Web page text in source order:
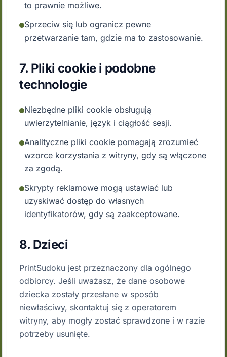
to prawnie możliwe.
Sprzeciw się lub ogranicz pewne
przetwarzanie tam, gdzie ma to zastosowanie.
7. Pliki cookie i podobne
technologie
Niezbędne pliki cookie obsługują
uwierzytelnianie, język i ciągłość sesji.
Analityczne pliki cookie pomagają zrozumieć
wzorce korzystania z witryny, gdy są włączone
za zgodą.
Skrypty reklamowe mogą ustawiać lub
uzyskiwać dostęp do własnych
identyfikatorów, gdy są zaakceptowane.
8. Dzieci
PrintSudoku jest przeznaczony dla ogólnego
odbiorcy. Jeśli uważasz, że dane osobowe
dziecka zostały przesłane w sposób
niewłaściwy, skontaktuj się z operatorem
witryny, aby mogły zostać sprawdzone i w razie
potrzeby usunięte.